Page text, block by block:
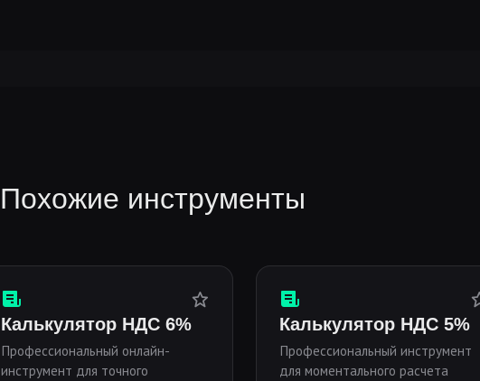
Похожие инструменты
Калькулятор НДС 6%
Профессиональный онлайн-
инструмент для точного
Калькулятор НДС 5%
Профессиональный инструмент
для моментального расчета